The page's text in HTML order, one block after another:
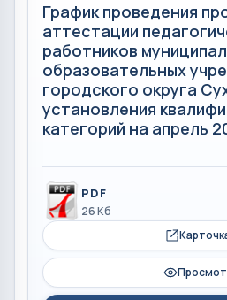
График проведения
аттестации
работников
образовательных
городского округа
установления
категорий на апрель
PDF
26 Кб